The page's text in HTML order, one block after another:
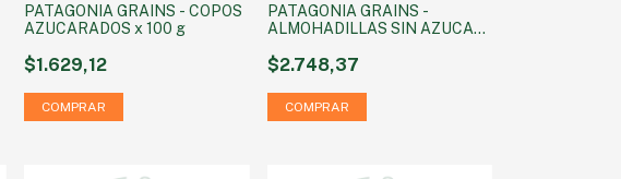
PATAGONIA GRAINS - COPOS
AZUCARADOS x 100 g
$1.629,12
PATAGONIA GRAINS -
ALMOHADILLAS SIN AZUCAR
$2.748,37